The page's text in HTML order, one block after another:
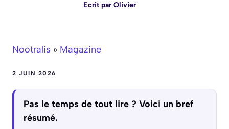
Ecrit par Olivier
Nootralis » Magazine
2 JUIN 2026
Pas le temps de tout lire ? Voici un bref
résumé.